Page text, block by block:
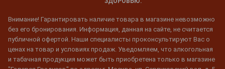
Внимание! Гарантировать наличие товара в магазине невозможно
без его бронирования. Информация, данная на сайте, не считается
публичной офертой. Наши специалисты проконсультируют Вас о
ценах на товар и условиях продаж. Уведомляем, что алкогольная
и табачная продукция может быть приобретена только в магазине